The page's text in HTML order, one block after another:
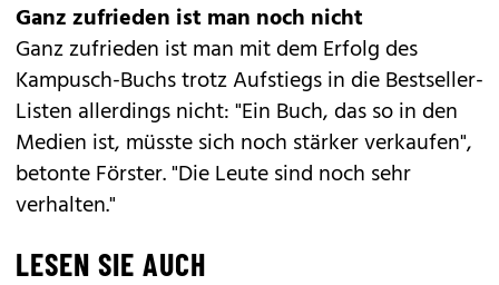
Ganz zufrieden ist man noch nicht
Ganz zufrieden ist man mit dem Erfolg des
Kampusch-Buchs trotz Aufstiegs in die Bestseller-
Listen allerdings nicht: "Ein Buch, das so in den
Medien ist, müsste sich noch stärker verkaufen",
betonte Förster. "Die Leute sind noch sehr
verhalten."
LESEN SIE AUCH